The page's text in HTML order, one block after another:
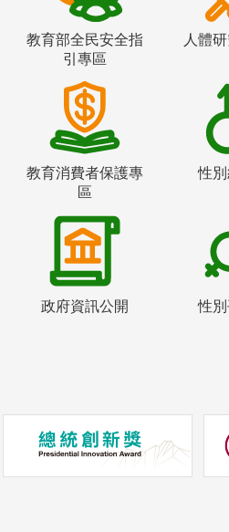
教育部全民安全指
引專區
人體
教育消費者保護專
區
性
政府資訊公開 性